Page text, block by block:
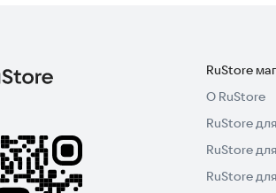
RuStore
О RuStore
RuStore
RuStore
RuStore